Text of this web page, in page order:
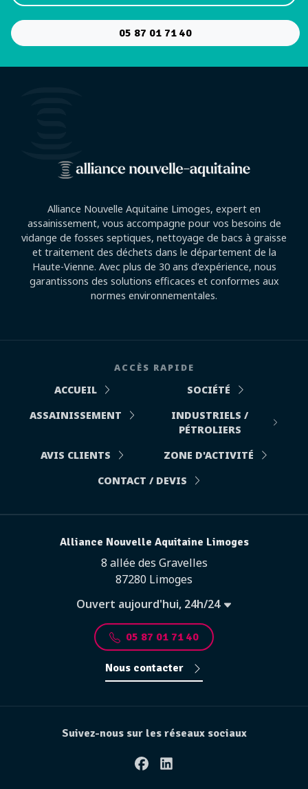
05 87 01 71 40
Alliance Nouvelle Aquitaine Limoges, expert en
assainissement, vous accompagne pour vos besoins de
vidange de fosses septiques, nettoyage de bacs à graisse
et traitement des déchets dans le département de la
Haute-Vienne. Avec plus de 30 ans d’expérience, nous
garantissons des solutions efficaces et conformes aux
normes environnementales.
ACCÈS RAPIDE
ACCUEIL
SOCIÉTÉ
ASSAINISSEMENT
INDUSTRIELS /
PÉTROLIERS
AVIS CLIENTS
ZONE D'ACTIVITÉ
CONTACT / DEVIS
Alliance Nouvelle Aquitaine Limoges
8 allée des Gravelles
87280 Limoges
Ouvert aujourd'hui, 24h/24
05 87 01 71 40
Nous contacter
Suivez-nous sur les réseaux sociaux
FacebookLinkedin